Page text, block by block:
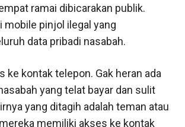
ramai dibicarakan publik.
mobile pinjol ilegal yang
data pribadi nasabah.
ke kontak telepon. Gak heran ada
yang telat bayar dan sulit
yang ditagih adalah teman atau
memiliki akses ke kontak